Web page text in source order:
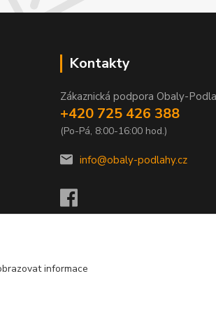
Kontakty
Zákaznická podpora Obaly-
+420 725 426 388
(Po-Pá, 8:00-16:00 hod.)
info@obaly-podlahy.cz
informace